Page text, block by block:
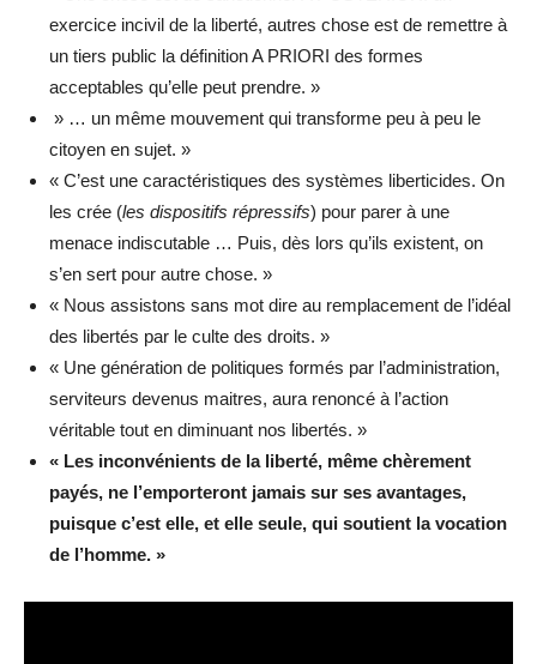
exercice incivil de la liberté, autres chose est de remettre à
un tiers public la définition A PRIORI des formes
acceptables qu’elle peut prendre. »
» … un même mouvement qui transforme peu à peu le
citoyen en sujet. »
« C’est une caractéristiques des systèmes liberticides. On
les crée (les dispositifs répressifs) pour parer à une
menace indiscutable … Puis, dès lors qu’ils existent, on
s’en sert pour autre chose. »
« Nous assistons sans mot dire au remplacement de l’idéal
des libertés par le culte des droits. »
« Une génération de politiques formés par l’administration,
serviteurs devenus maitres, aura renoncé à l’action
véritable tout en diminuant nos libertés. »
« Les inconvénients de la liberté, même chèrement
payés, ne l’emporteront jamais sur ses avantages,
puisque c’est elle, et elle seule, qui soutient la vocation
de l’homme. »